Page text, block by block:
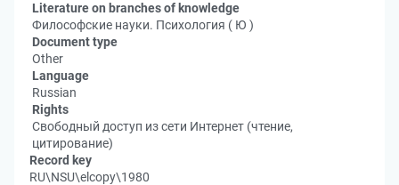
Literature on branches of knowledge
Философские науки. Психология ( Ю )
Document type
Other
Language
Russian
Rights
Свободный доступ из сети Интернет (чтение,
цитирование)
Record key
RU\NSU\elcopy\1980